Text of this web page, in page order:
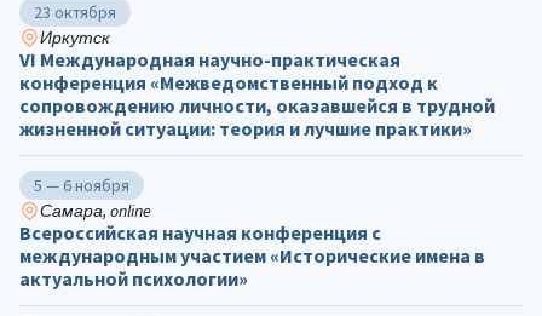
23 октября
Иркутск
VI Международная научно-практическая
конференция «Межведомственный подход к
сопровождению личности, оказавшейся в трудной
жизненной ситуации: теория и лучшие практики»
5 — 6 ноября
Самара, online
Всероссийская научная конференция с
международным участием «Исторические имена в
актуальной психологии»